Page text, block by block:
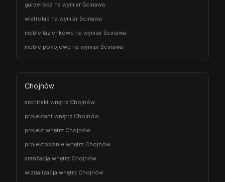
garderoba na wymiar Ścinawa
wiatrołap na wymiar Ścinawa
meble łazienkowe na wymiar Ścinawa
meble pokojowe na wymiar Ścinawa
Chojnów
architekt wnętrz Chojnów
projektant wnętrz Chojnów
projekt wnętrz Chojnów
projektowanie wnętrz Chojnów
aranżacja wnętrz Chojnów
wizualizacja wnętrz Chojnów